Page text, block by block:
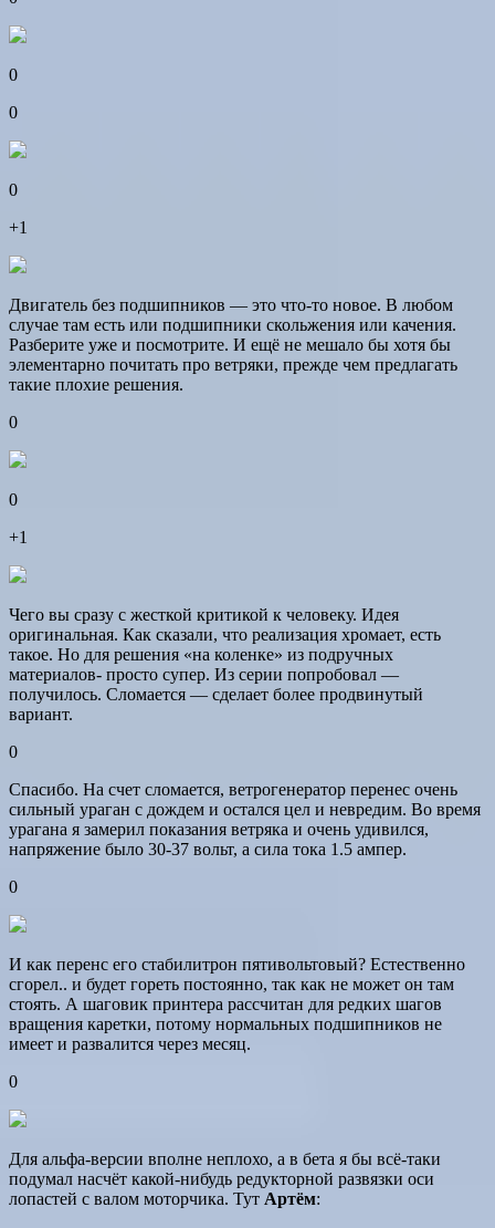
0
0
0
+1
Двигатель без подшипников — это что-то новое. В любом
случае там есть или подшипники скольжения или качения.
Разберите уже и посмотрите. И ещё не мешало бы хотя бы
элементарно почитать про ветряки, прежде чем предлагать
такие плохие решения.
0
0
+1
Чего вы сразу с жесткой критикой к человеку. Идея
оригинальная. Как сказали, что реализация хромает, есть
такое. Но для решения «на коленке» из подручных
материалов- просто супер. Из серии попробовал —
получилось. Сломается — сделает более продвинутый
вариант.
0
Спасибо. На счет сломается, ветрогенератор перенес очень
сильный ураган с дождем и остался цел и невредим. Во время
урагана я замерил показания ветряка и очень удивился,
напряжение было 30-37 вольт, а сила тока 1.5 ампер.
0
И как перенс его стабилитрон пятивольтовый? Естественно
сгорел.. и будет гореть постоянно, так как не может он там
стоять. А шаговик принтера рассчитан для редких шагов
вращения каретки, потому нормальных подшипников не
имеет и развалится через месяц.
0
Для альфа-версии вполне неплохо, а в бета я бы всё-таки
подумал насчёт какой-нибудь редукторной развязки оси
лопастей с валом моторчика. Тут Артём: